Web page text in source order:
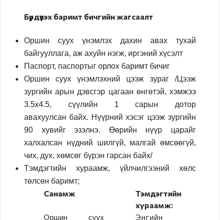
Зохион
Түүхэн товчоо
Визийн зөвшөөрөл
Виз
Виз сунгалт
Оршин суух
зөвшөөрөл
Иргэд харилцан
визгүй зорчих орны
Бүрдүүлэх баримт бичгийн жагсаалт
Оршин суух үнэмлэх дахин авах тухай
байгууллага, аж ахуйн нэгж, иргэний хүсэлт
Паспорт, паспортыг орлох баримт бичиг
Оршин суух үнэмлэхний цээж зураг /Цээж
зургийн арын дэвсгэр цагаан өнгөтэй, хэмжээ
3.5х4.5, сүүлийн 1 сарын дотор
авахуулсан байх. Нүүрний хэсэг цээж зургийн
90 хувийг эзэлнэ. Өөрийн нүүр царайг
халхалсан нүдний шилгүй, малгай өмсөөгүй,
чих, дух, хөмсөг бүрэн гарсан байх/
Тэмдэгтийн хураамж, үйлчилгээний хөлс
төлсөн баримт;
Санамж
Оршин суух
Тэмдэгтийн
хураамж:
Энгийн